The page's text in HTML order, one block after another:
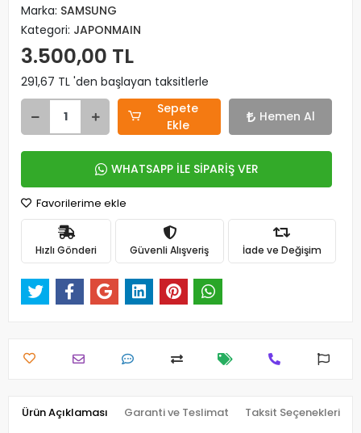
Marka: SAMSUNG
Kategori: JAPONMAIN
3.500,00 TL
291,67 TL 'den başlayan taksitlerle
Sepete
Ekle
Hemen Al
WHATSAPP İLE SİPARİŞ VER
Favorilerime ekle
Hızlı Gönderi Güvenli Alışveriş İade ve Değişim
Ürün Açıklaması Garanti ve Teslimat Taksit Seçenekleri